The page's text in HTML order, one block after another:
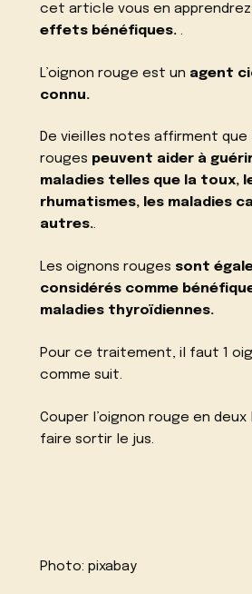
cet article vous en apprendrez
effets bénéfiques..
L’oignon rouge est un agent
connu.
De vieilles notes affirment que
rouges peuvent aider à guérir
maladies telles que la toux,
rhumatismes, les maladies
autres..
Les oignons rouges sont
considérés comme
maladies thyroïdiennes.
Pour ce traitement, il faut 1
comme suit.
Couper l’oignon rouge en deux
faire sortir le jus.
Photo:pixabay